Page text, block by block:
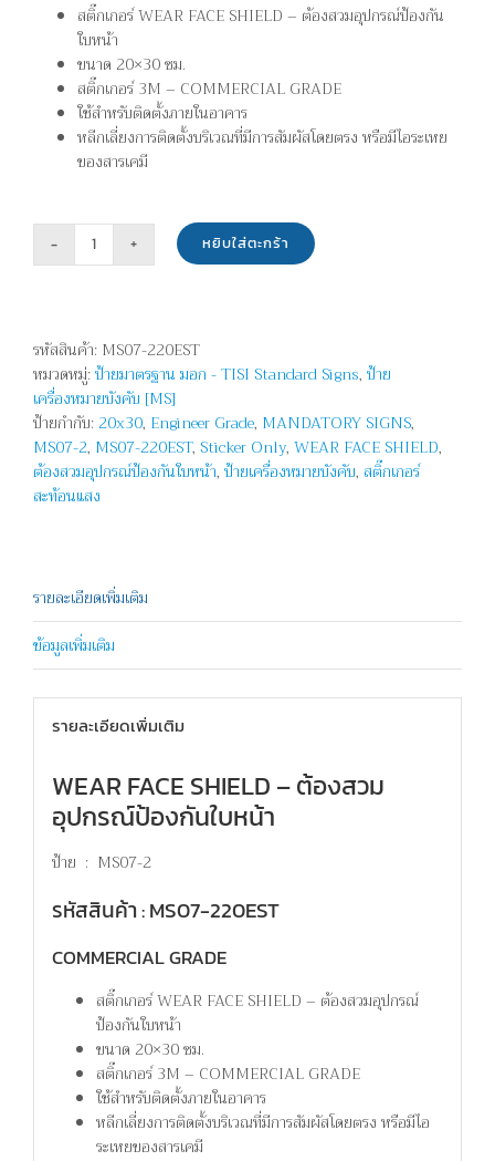
สติ๊กเกอร์ WEAR FACE SHIELD – ต้องสวมอุปกรณ์ป้องกัน
ใบหน้า
ขนาด 20×30 ซม.
สติ๊กเกอร์ 3M – COMMERCIAL GRADE
ใช้สำหรับติดตั้งภายในอาคาร
หลีกเลี่ยงการติดตั้งบริเวณที่มีการสัมผัสโดยตรง หรือมีไอระเหย
ของสารเคมี
จำนวน
ป้องกัน
ใบหน้า
-
WEAR
FACE
SHIELD
ชิ้น
หยิบใส่ตะกร้า
รหัสสินค้า: MS07-220EST
หมวดหมู่:ป้ายมาตรฐาน มอก - TISI Standard Signs, ป้าย
เครื่องหมายบังคับ [MS]
ป้ายกำกับ:20x30, Engineer Grade, MANDATORY SIGNS,
MS07-2, MS07-220EST, Sticker Only, WEAR FACE SHIELD,
ต้องสวมอุปกรณ์ป้องกันใบหน้า, ป้ายเครื่องหมายบังคับ, สติ๊กเกอร์
สะท้อนแสง
รายละเอียดเพิ่มเติม
ข้อมูลเพิ่มเติม
รายละเอียดเพิ่มเติม
WEAR FACE SHIELD – ต้องสวม
อุปกรณ์ป้องกันใบหน้า
ป้าย : MS07-2
รหัสสินค้า : MS07-220EST
COMMERCIAL GRADE
สติ๊กเกอร์ WEAR FACE SHIELD – ต้องสวมอุปกรณ์
ป้องกันใบหน้า
ขนาด 20×30 ซม.
สติ๊กเกอร์ 3M – COMMERCIAL GRADE
ใช้สำหรับติดตั้งภายในอาคาร
หลีกเลี่ยงการติดตั้งบริเวณที่มีการสัมผัสโดยตรง หรือมีไอ
ระเหยของสารเคมี